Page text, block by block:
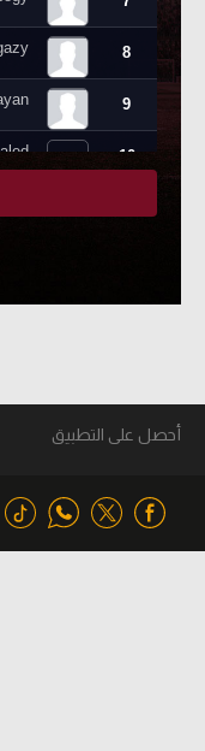
أحصل على التطبيق